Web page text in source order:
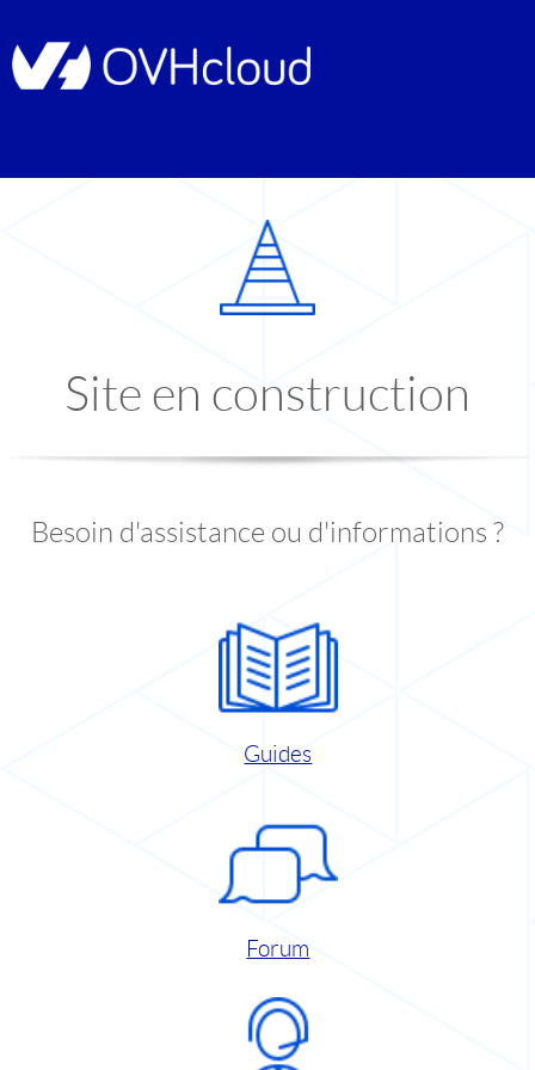
Site en construction
Besoin d'assistance ou d'informations ?
Guides
Forum